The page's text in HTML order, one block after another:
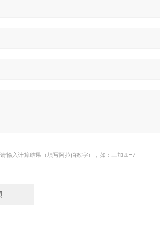
请输入计算结果（填写阿拉伯数字），如：三加四=7